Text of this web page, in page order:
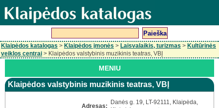
Klaipėdos katalogas > Klaipėdos įmonės > Laisvalaikis, turizmas > Kultūrinės
veiklos centrai > Klaipėdos valstybinis muzikinis teatras, VBĮ
MENIU
Klaipėdos valstybinis muzikinis teatras, VBĮ
Adresas:
Danės g. 19, LT-92111, Klaipėda,